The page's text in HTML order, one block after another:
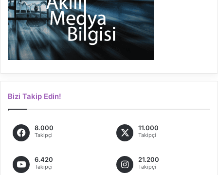
Bizi Takip Edin!
8.000
Takipçi
11.000
Takipçi
6.420
Takipçi
21.200
Takipçi